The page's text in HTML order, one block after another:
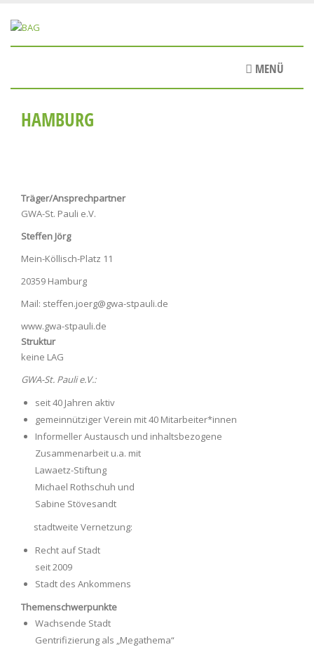
zum
MENÜ
HAMBURG
Träger/Ansprechpartner
GWA-St. Pauli e.V.
Steffen Jörg
Mein-Köllisch-Platz 11
20359 Hamburg
Mail: steffen.joerg@gwa-stpauli.de
www.gwa-stpauli.de
Struktur
keine LAG
GWA-St. Pauli e.V.:
seit 40 Jahren aktiv
gemeinnütziger Verein mit 40 Mitarbeiter*innen
Informeller Austausch und inhaltsbezogene
Zusammenarbeit u.a. mit
Lawaetz-Stiftung
Michael Rothschuh und
Sabine Stövesandt
stadtweite Vernetzung:
Recht auf Stadt
seit 2009
Stadt des Ankommens
Themenschwerpunkte
Wachsende Stadt
Gentrifizierung als „Megathema“